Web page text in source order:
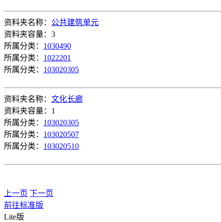
资料夹名称： 公共建筑单元
资料夹容量：3
所属分类： 1030490
所属分类： 1022201
所属分类： 103020305
资料夹名称： 文化长廊
资料夹容量：1
所属分类： 103020305
所属分类： 103020507
所属分类： 103020510
上一页 下一页
前往标准版
Lite版